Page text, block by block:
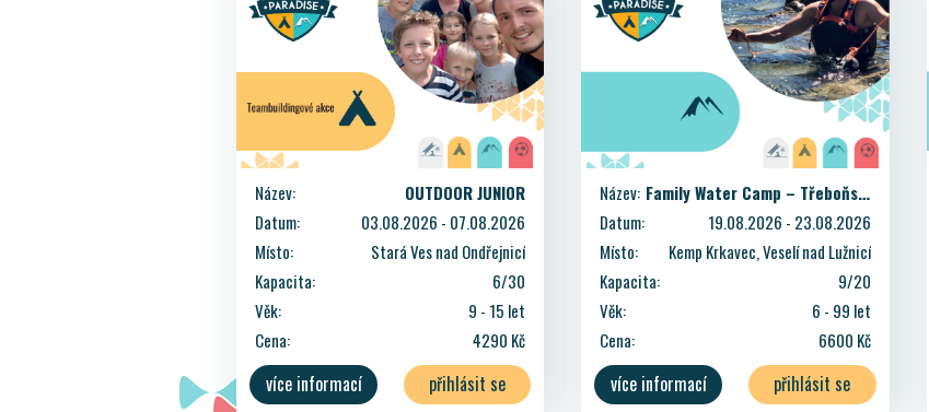
Název:
OUTDOOR JUNIOR
Datum:
03.08.2026 - 07.08.2026
Místo:
Stará Ves nad Ondřejnicí
Kapacita:
6/30
Věk:
9 - 15 let
Cena:
4290 Kč
více informací přihlásit se
Název:
Family Water Camp – Třeboňsko
Datum:
19.08.2026 - 23.08.2026
Místo:
Kemp Krkavec, Veselí nad Lužnicí
Kapacita:
9/20
Věk:
6 - 99 let
Cena:
6600 Kč
více informací přihlásit se